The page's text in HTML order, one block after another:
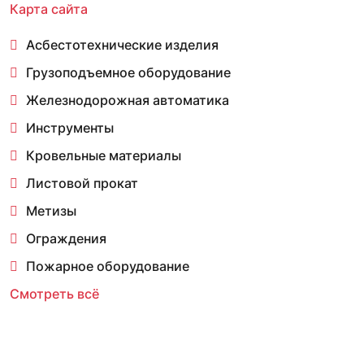
Карта сайта
Асбестотехнические изделия
Грузоподъемное оборудование
Железнодорожная автоматика
Инструменты
Кровельные материалы
Листовой прокат
Метизы
Ограждения
Пожарное оборудование
Смотреть всё